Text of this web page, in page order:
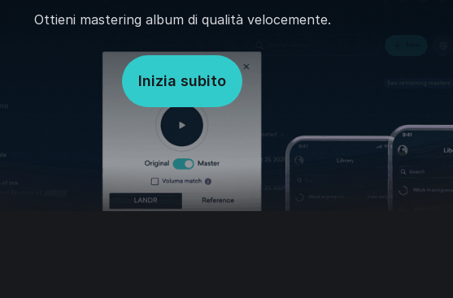
Ottieni mastering album di qualità velocemente.
Inizia subito